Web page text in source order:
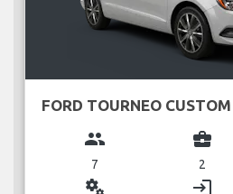
FORD TOURNEO CUSTOM
group
7
business_center
2
miscellaneous_services login